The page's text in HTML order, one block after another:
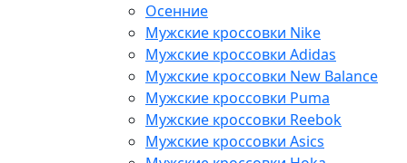
Осенние
Мужские кроссовки Nike
Мужские кроссовки Adidas
Мужские кроссовки New Balance
Мужские кроссовки Puma
Мужские кроссовки Reebok
Мужские кроссовки Asics